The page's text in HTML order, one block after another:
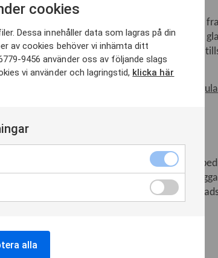
tillväxt sedan starten, drivet av en
till sina kunder. Segulah är mycket
vi ser fram emot att utveckla bolaget vidare
Henrik Lif, Partner på Segulah Advisor AB.
vänligen besök:
AB, 070 369 01 01
driver och drivs av projekt. Verksamheten
att förverkliga sina drömmar genom att
men produktportföljen breddas med
cookies
Dessa innehåller data som lagras på din
av cookies behöver vi inhämta ditt
9456 använder oss av följande slags
vi använder och lagringstid, klicka här
alla